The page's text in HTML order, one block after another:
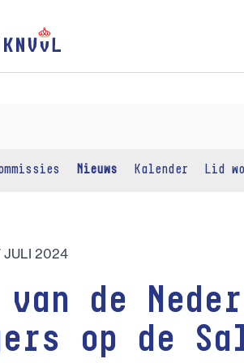
Nieuws Kalender Lid
JULI 2024
de
op de